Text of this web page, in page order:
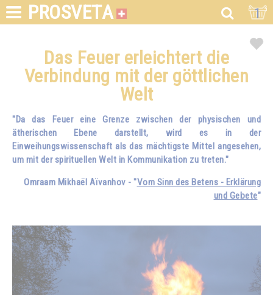
PROSVETA 1
Das Feuer erleichtert die
Verbindung mit der göttlichen
Welt
"Da das Feuer eine Grenze zwischen der physischen und
ätherischen Ebene darstellt, wird es in der
Einweihungswissenschaft als das mächtigste Mittel angesehen,
um mit der spirituellen Welt in Kommunikation zu treten."
Omraam Mikhaël Aïvanhov - "Vom Sinn des Betens - Erklärung
und Gebete"